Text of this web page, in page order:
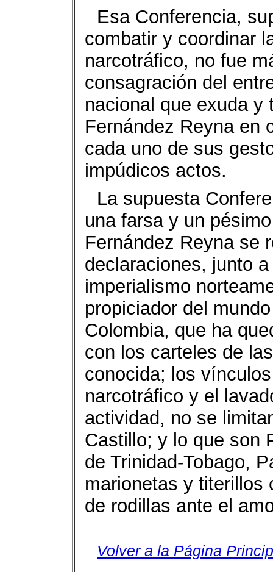
Esa Conferencia,
combatir y coordinar
narcotráfico, no fue
consagración del
nacional que exuda y
Fernández Reyna en
cada uno de sus
impúdicos actos.
La supuesta
una farsa y un
Fernández Reyna se
declaraciones, junto
imperialismo
propiciador del
Colombia, que ha
con los carteles de
conocida; los
narcotráfico y el
actividad, no se
Castillo; y lo que son
de Trinidad-Tobago,
marionetas y titerillos
de rodillas ante el
Volver a la Página